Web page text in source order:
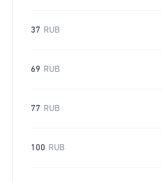
37 RUB
69 RUB
77 RUB
100 RUB